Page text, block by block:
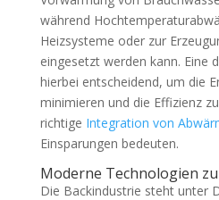
während
Heizsysteme oder zur
eingesetzt werden kann. Eine
hierbei entscheidend, um die
minimieren und die Effizienz
richtige Integration von
Einsparungen bedeuten.
Moderne Technologien
Die Backindustrie steht unter